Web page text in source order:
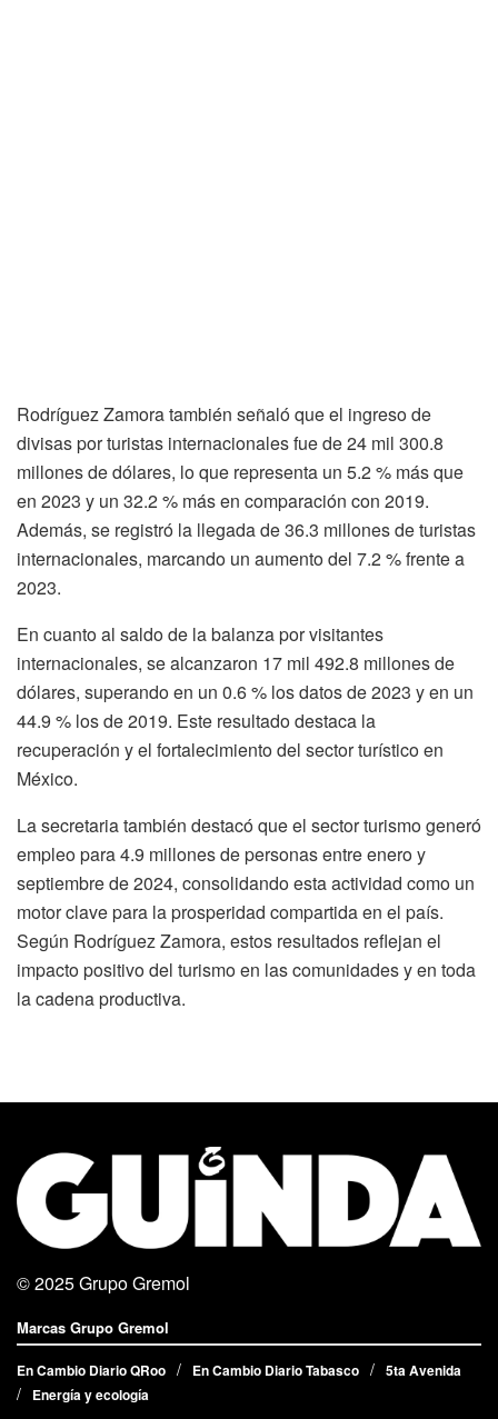
Rodríguez Zamora también señaló que el ingreso de
divisas por turistas internacionales fue de 24 mil 300.8
millones de dólares, lo que representa un 5.2 % más que
en 2023 y un 32.2 % más en comparación con 2019.
Además, se registró la llegada de 36.3 millones de turistas
internacionales, marcando un aumento del 7.2 % frente a
2023.
En cuanto al saldo de la balanza por visitantes
internacionales, se alcanzaron 17 mil 492.8 millones de
dólares, superando en un 0.6 % los datos de 2023 y en un
44.9 % los de 2019. Este resultado destaca la
recuperación y el fortalecimiento del sector turístico en
México.
La secretaria también destacó que el sector turismo generó
empleo para 4.9 millones de personas entre enero y
septiembre de 2024, consolidando esta actividad como un
motor clave para la prosperidad compartida en el país.
Según Rodríguez Zamora, estos resultados reflejan el
impacto positivo del turismo en las comunidades y en toda
la cadena productiva.
© 2025Grupo Gremol
Marcas Grupo Gremol
En Cambio Diario QRoo En Cambio Diario Tabasco
5ta Avenida
Energía y ecología